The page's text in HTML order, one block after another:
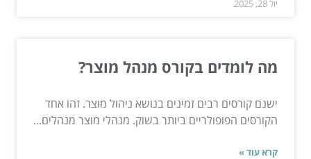
יול 28, 2025
מה לומדים בקורס מנהל מוצר?
ישנם קורסים רבים זמינים בנושא ניהול מוצר. זהו אחד
הקורסים הפופולריים ביותר בשוק. מנהלי מוצר מנהלים...
קרא עוד »